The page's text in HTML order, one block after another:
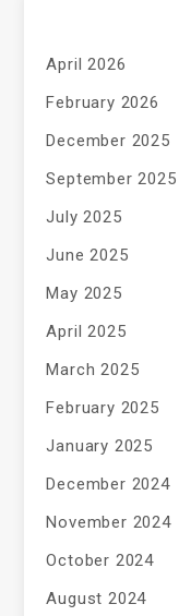
April 2026
February 2026
December 2025
September 2025
July 2025
June 2025
May 2025
April 2025
March 2025
February 2025
January 2025
December 2024
November 2024
October 2024
August 2024